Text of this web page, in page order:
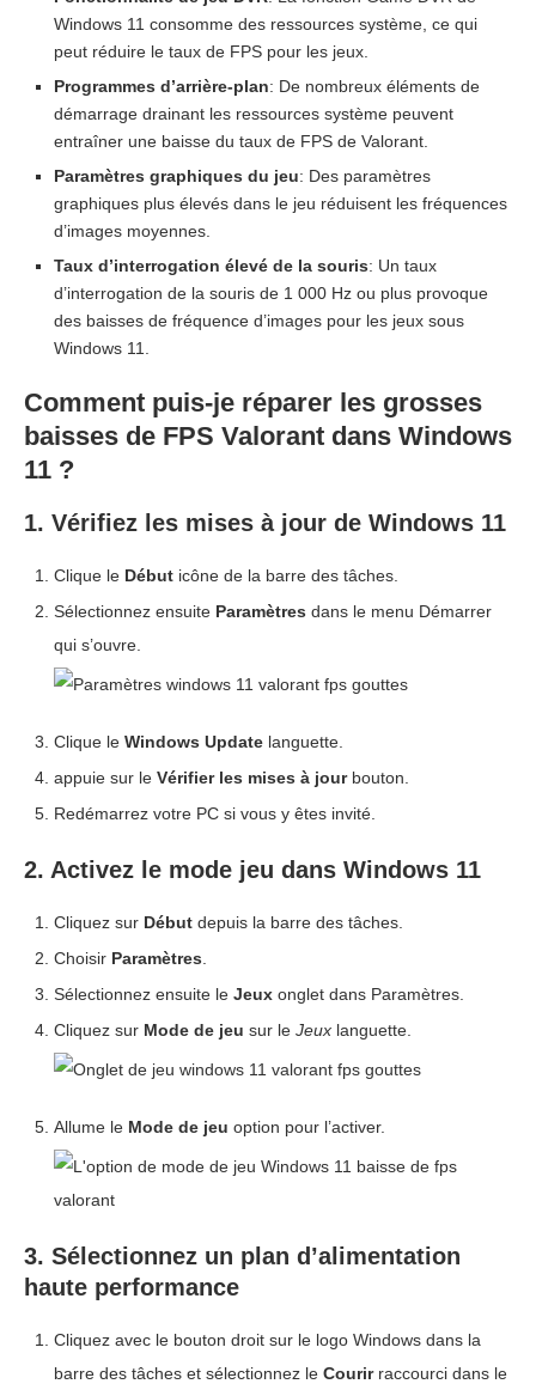
Windows 11 consomme des ressources système, ce qui
peut réduire le taux de FPS pour les jeux.
Programmes d’arrière-plan: De nombreux éléments de
démarrage drainant les ressources système peuvent
entraîner une baisse du taux de FPS de Valorant.
Paramètres graphiques du jeu: Des paramètres
graphiques plus élevés dans le jeu réduisent les fréquences
d’images moyennes.
Taux d’interrogation élevé de la souris: Un taux
d’interrogation de la souris de 1 000 Hz ou plus provoque
des baisses de fréquence d’images pour les jeux sous
Windows 11.
Comment puis-je réparer les grosses
baisses de FPS Valorant dans Windows
11 ?
1. Vérifiez les mises à jour de Windows 11
Clique le Début icône de la barre des tâches.
Sélectionnez ensuite Paramètres dans le menu Démarrer
qui s’ouvre.
Clique le Windows Update languette.
appuie sur le Vérifier les mises à jourbouton.
Redémarrez votre PC si vous y êtes invité.
2. Activez le mode jeu dans Windows 11
Cliquez sur Début depuis la barre des tâches.
Choisir Paramètres
Sélectionnez ensuite le Jeux onglet dans Paramètres.
Cliquez sur Mode de jeu sur le Jeux languette.
Allume le Mode de jeu option pour l’activer.
3. Sélectionnez un plan d’alimentation
haute performance
Cliquez avec le bouton droit sur le logo Windows dans la
barre des tâches et sélectionnez le Courirraccourci dans le